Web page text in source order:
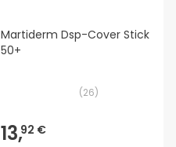
Martiderm Dsp-Cover Stick
50+
(26)
13,92 €